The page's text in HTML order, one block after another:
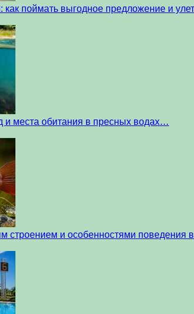
поймать выгодное предложение и
и места обитания в пресных водах…
строением и особенностями поведения